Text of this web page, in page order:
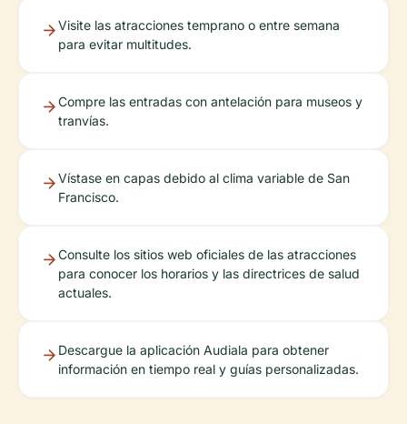
Visite las atracciones temprano o entre semana
para evitar multitudes.
Compre las entradas con antelación para museos y
tranvías.
Vístase en capas debido al clima variable de San
Francisco.
Consulte los sitios web oficiales de las atracciones
para conocer los horarios y las directrices de salud
actuales.
Descargue la aplicación Audiala para obtener
información en tiempo real y guías personalizadas.